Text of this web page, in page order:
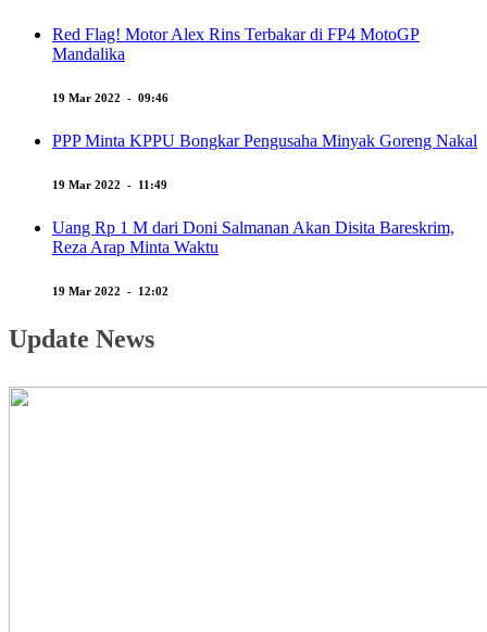
Red Flag! Motor Alex Rins Terbakar di FP4 MotoGP
Mandalika
19 Mar 2022 - 09:46
PPP Minta KPPU Bongkar Pengusaha Minyak Goreng Nakal
19 Mar 2022 - 11:49
Uang Rp 1 M dari Doni Salmanan Akan Disita Bareskrim,
Reza Arap Minta Waktu
19 Mar 2022 - 12:02
Update News